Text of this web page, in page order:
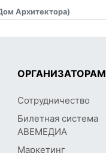
Архитектора)
ОРГАНИЗАТОРАМ
Сотрудничество
Билетная система
АВЕМЕДИА
Маркетинг